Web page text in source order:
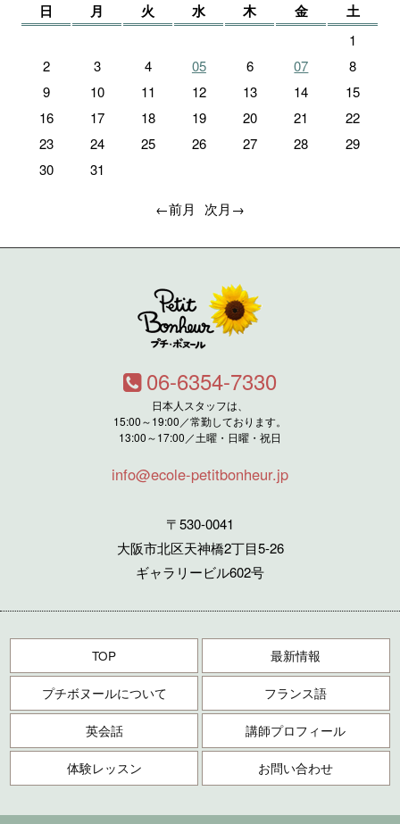
日 月 火 水 木 金 土
1
2
3 4 05 6 07
8
9
10 11 12 13 14
15
16
17 18 19 20 21
22
23
24 25 26 27 28
29
30
31
←前月 次月→
06-6354-7330
日本人スタッフは、
15:00～19:00／常勤しております。
13:00～17:00／土曜・日曜・祝日
info@ecole-petitbonheur.jp
〒530-0041
大阪市北区天神橋2丁目5-26
ギャラリービル602号
TOP 最新情報
プチボヌールについて フランス語
英会話 講師プロフィール
体験レッスン お問い合わせ